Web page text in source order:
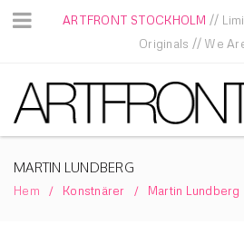
ARTFRONT STOCKHOLM //
Originals // We
MARTIN LUNDBERG
Hem / Konstnärer / Martin Lundberg